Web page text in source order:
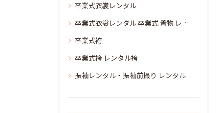
卒業式衣裳レンタル
卒業式衣裳レンタル 卒業式 着物 レンタル
卒業式袴
卒業式袴 レンタル袴
振袖レンタル・振袖前撮り レンタル